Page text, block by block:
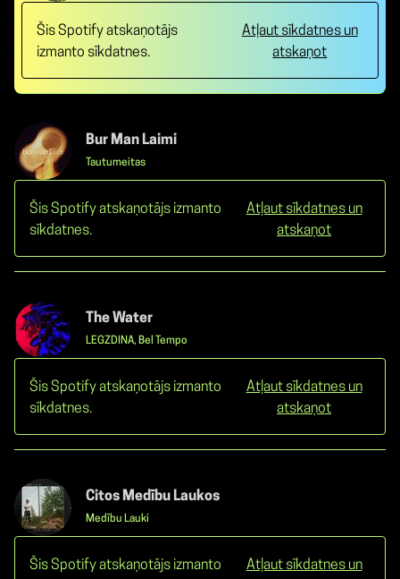
Šis Spotify atskaņotājs
izmanto sīkdatnes.
Atļaut sīkdatnes un
atskaņot
Bur Man Laimi
Tautumeitas
Šis Spotify atskaņotājs izmanto
sīkdatnes.
Atļaut sīkdatnes un
atskaņot
The Water
LEGZDINA, Bel Tempo
Šis Spotify atskaņotājs izmanto
sīkdatnes.
Atļaut sīkdatnes un
atskaņot
Citos Medību Laukos
Medību Lauki
Šis Spotify atskaņotājs izmanto
Atļaut sīkdatnes un